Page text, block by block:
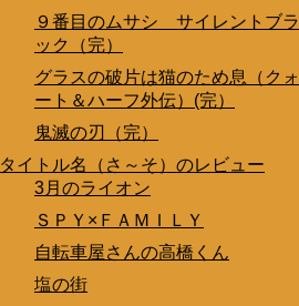
９番目のムサシ サイレントブラ
ック（完）
グラスの破片は猫のため息（クォ
ート＆ハーフ外伝）(完）
鬼滅の刃（完）
タイトル名（さ～そ）のレビュー
3月のライオン
ＳＰＹ×ＦＡＭＩＬＹ
自転車屋さんの高橋くん
塩の街